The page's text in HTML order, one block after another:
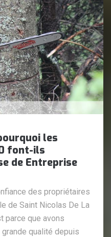
les
font-ils
de Entreprise
des propriétaires
de Saint Nicolas De La
parce que avons
qualité depuis